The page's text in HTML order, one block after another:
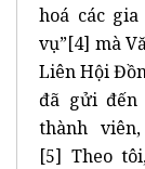
hoá các
vụ”[4] mà
Liên Hội
đã gửi đến
thành
[5] Theo